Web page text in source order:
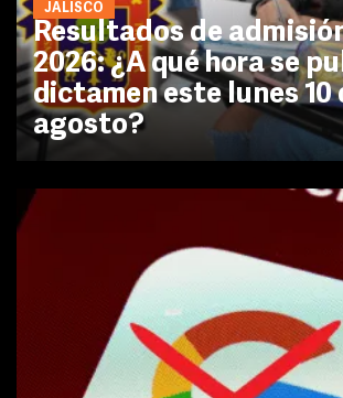
JALISCO
Resultados de
2026: ¿A qué hora se
dictamen este lunes 10
agosto?